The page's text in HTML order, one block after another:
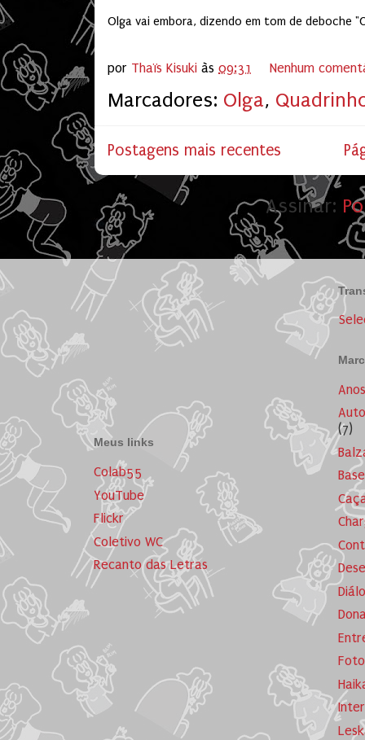
Olga vai embora, dizendo em tom de deboche
por Thaïs Kisuki às 09:31 Nenhum
Marcadores: Olga,
Postagens mais recentes
Assinar:
Meus links
Colab55
YouTube
Flickr
Coletivo WC
Recanto das Letras
(7)